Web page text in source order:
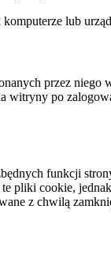
lub
przez
witryny po
funkcji
pliki cookie,
z chwilą